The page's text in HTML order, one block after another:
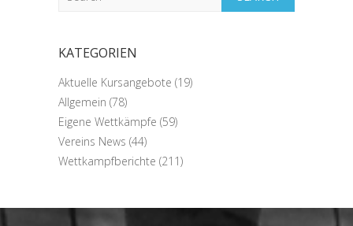
KATEGORIEN
Aktuelle Kursangebote (19)
Allgemein (78)
Eigene Wettkämpfe (59)
Vereins News (44)
Wettkampfberichte (211)